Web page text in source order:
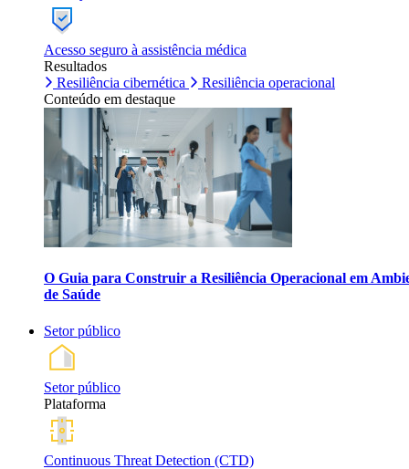
Acesso seguro à assistência médica
Resultados
Resiliência cibernética
Resiliência operacional
Conteúdo em destaque
O Guia para Construir a Resiliência Operacional em
de Saúde
Setor público
Setor público
Plataforma
Continuous Threat Detection (CTD)